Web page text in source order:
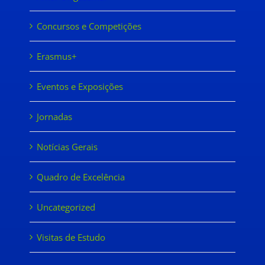
Concursos e Competições
Erasmus+
Eventos e Exposições
Jornadas
Notícias Gerais
Quadro de Excelência
Uncategorized
Visitas de Estudo